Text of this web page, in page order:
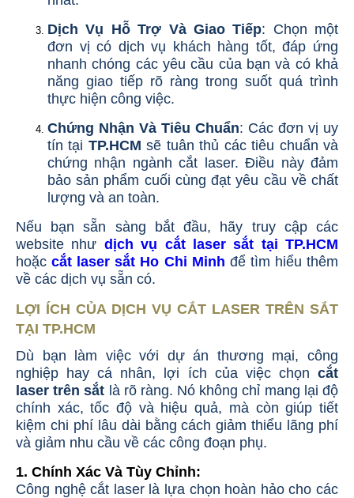
Dịch Vụ Hỗ Trợ Và Giao Tiếp: Chọn một
đơn vị có dịch vụ khách hàng tốt, đáp ứng
nhanh chóng các yêu cầu của bạn và có khả
năng giao tiếp rõ ràng trong suốt quá trình
thực hiện công việc.
Chứng Nhận Và Tiêu Chuẩn: Các đơn vị uy
tín tại TP.HCM sẽ tuân thủ các tiêu chuẩn và
chứng nhận ngành cắt laser. Điều này đảm
bảo sản phẩm cuối cùng đạt yêu cầu về chất
lượng và an toàn.
Nếu bạn sẵn sàng bắt đầu, hãy truy cập các
website như dịch vụ cắt laser sắt tại TP.HCM
hoặccắt laser sắt Ho Chi Minh để tìm hiểu thêm
về các dịch vụ sẵn có.
LỢI ÍCH CỦA DỊCH VỤ CẮT LASER TRÊN SẮT
TẠI TP.HCM
Dù bạn làm việc với dự án thương mại, công
nghiệp hay cá nhân, lợi ích của việc chọn cắt
laser trên sắt là rõ ràng. Nó không chỉ mang lại độ
chính xác, tốc độ và hiệu quả, mà còn giúp tiết
kiệm chi phí lâu dài bằng cách giảm thiểu lãng phí
và giảm nhu cầu về các công đoạn phụ.
1. Chính Xác Và Tùy Chỉnh:
Công nghệ cắt laser là lựa chọn hoàn hảo cho các